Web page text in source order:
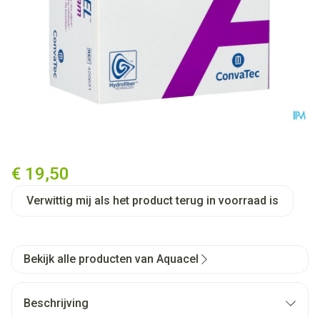
€ 19,50
Verwittig mij als het product terug in voorraad is
Bekijk alle producten van Aquacel
Beschrijving